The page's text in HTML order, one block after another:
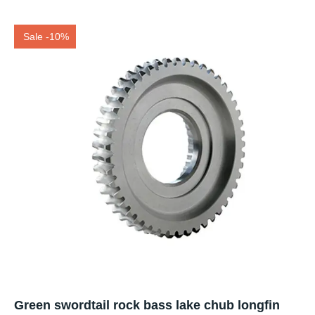
Sale -10%
Green swordtail rock bass lake chub longfin